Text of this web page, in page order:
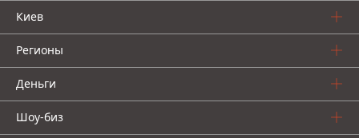
Киев
Регионы
Деньги
Шоу-биз